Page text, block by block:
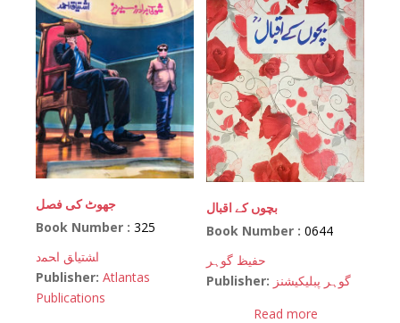
جھوٹ کی فصل
Book Number : 325
اﺸﺘﻴﺎﻖ اﺤﻤﺩ
Publisher: Atlantas
Publications
بچوں کے اقبال
Book Number :0644
حفیظ گوہر
Publisher: گوہر پبلیکیشنز
Read more